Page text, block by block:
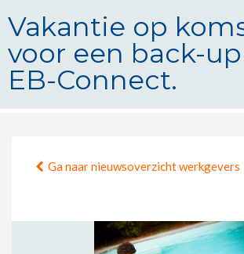
Vakantie op
voor een back-
EB-Connect.
Ga naar nieuwsoverzicht werkgevers